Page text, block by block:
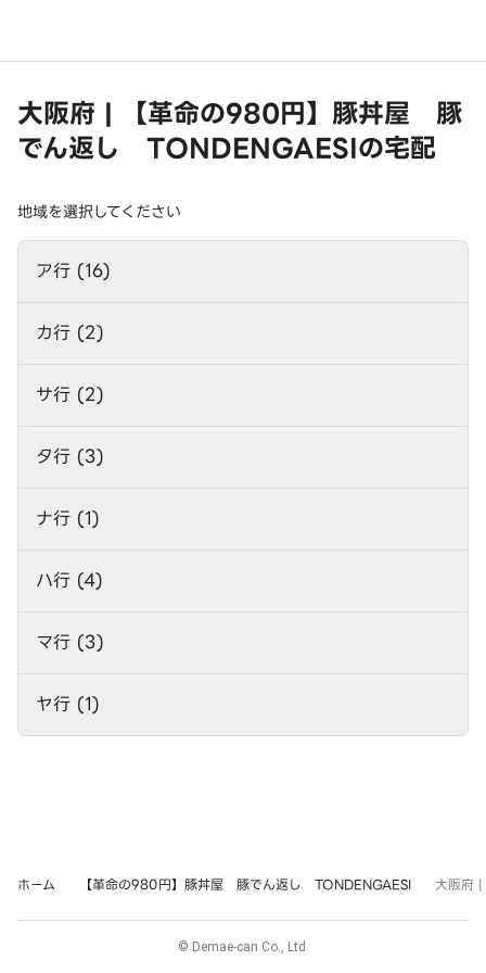
大阪府 | 【革命の980円】豚丼屋 豚
でん返し TONDENGAESIの宅配
地域を選択してください
ア行 (16)
カ行 (2)
サ行 (2)
タ行 (3)
ナ行 (1)
ハ行 (4)
マ行 (3)
ヤ行 (1)
ホーム 【革命の980円】豚丼屋 豚でん返し TONDENGAESI 大阪府
© Demae-can Co., Ltd.